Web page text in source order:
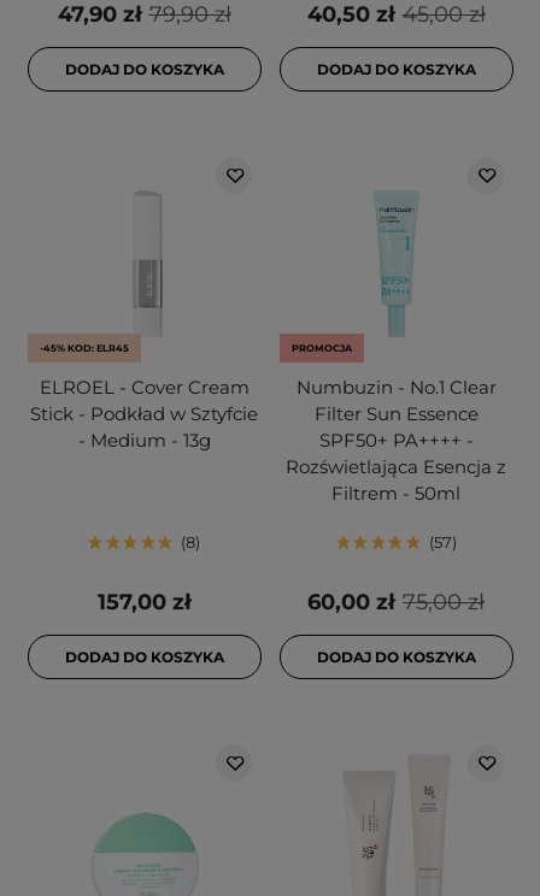
79,90 zł
47,90 zł
DODAJ DO KOSZYKA
45,00 zł
40,50 zł
DODAJ DO KOSZYKA
-45% KOD: ELR45
ELROEL - Cover Cream
Stick - Podkład w Sztyfcie
- Medium - 13g
8
157,00 zł
DODAJ DO KOSZYKA
PROMOCJA
Numbuzin - No.1 Clear
Filter Sun Essence
SPF50+ PA++++ -
Rozświetlająca Esencja z
Filtrem - 50ml
57
75,00 zł
60,00 zł
DODAJ DO KOSZYKA